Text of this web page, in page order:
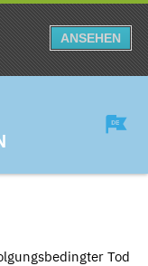
ANSEHEN
Tod